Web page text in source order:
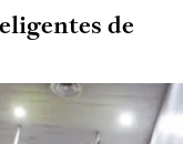
de